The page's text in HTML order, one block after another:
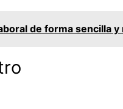
de forma sencilla y